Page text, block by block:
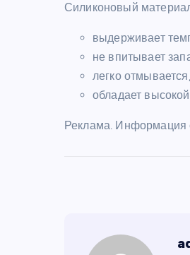
Силиконовый
выдерживает
не впитывает
легко отмывается,
обладает
Реклама. Информация